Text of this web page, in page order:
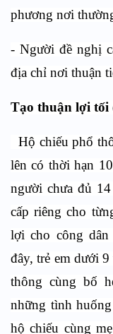
phương nơi
- Người đề nghị
địa chỉ nơi thuận
Tạo thuận lợi tối
Hộ chiếu phổ
lên có thời hạn
người chưa đủ
cấp riêng cho
lợi cho công dân
đây, trẻ em dưới
thông cùng bố
những tình
hộ chiếu cùng